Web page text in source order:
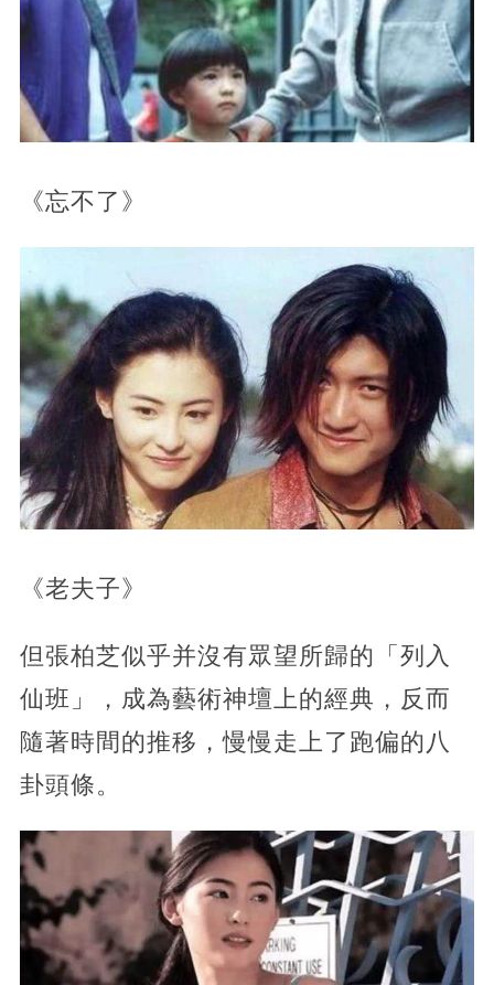
《忘不了》
《老夫子》
但張柏芝似乎并沒有眾望所歸的「列入
仙班」，成為藝術神壇上的經典，反而
隨著時間的推移，慢慢走上了跑偏的八
卦頭條。